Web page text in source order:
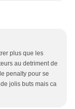
plus que les
au detriment de
penalty pour se
jolis buts mais ca